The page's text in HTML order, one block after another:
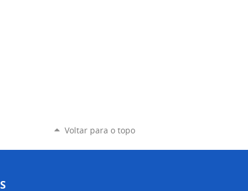
Voltar para o topo